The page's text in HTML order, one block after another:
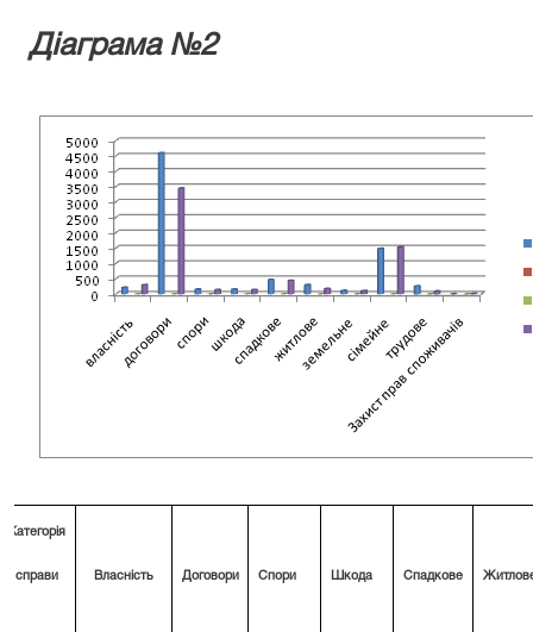
Діаграма №2
Категорія
справи Власність Договори Спори Шкода Спадкове